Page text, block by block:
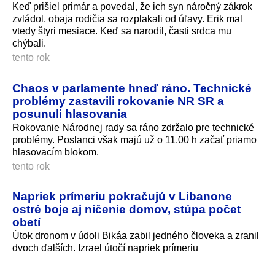
Keď prišiel primár a povedal, že ich syn náročný zákrok
zvládol, obaja rodičia sa rozplakali od úľavy. Erik mal
vtedy štyri mesiace. Keď sa narodil, časti srdca mu
chýbali.
tento rok
Chaos v parlamente hneď ráno. Technické
problémy zastavili rokovanie NR SR a
posunuli hlasovania
Rokovanie Národnej rady sa ráno zdržalo pre technické
problémy. Poslanci však majú už o 11.00 h začať priamo
hlasovacím blokom.
tento rok
Napriek prímeriu pokračujú v Libanone
ostré boje aj ničenie domov, stúpa počet
obetí
Útok dronom v údoli Bikáa zabil jedného človeka a zranil
dvoch ďalších. Izrael útočí napriek prímeriu